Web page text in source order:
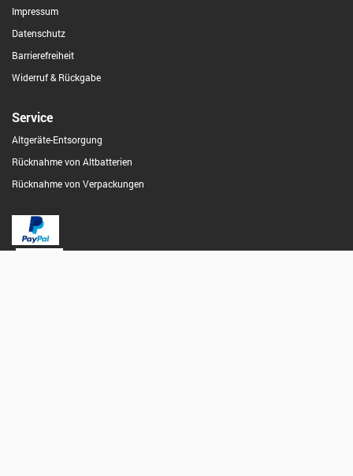
Impressum
Datenschutz
Barrierefreiheit
Widerruf & Rückgabe
Service
Altgeräte-Entsorgung
Rücknahme von Altbatterien
Rücknahme von Verpackungen